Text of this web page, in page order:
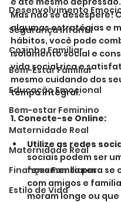
Desenvolvimento
Segurança Infantil
Cozinha Familiar
Bem-Estar Familiar
Educação Emocional
Bem-estar Feminino
Maternidade Real
Maternidade Real
Finanças Familiares
Estilo de Vida
Mas não se desespere!
algumas estratégias e
hábitos, você pode
isolamento social e
vida social rica e
mesmo cuidando dos
tempo integral.
1. Conecte-se Online:
Utilize as redes
sociais podem ser
ferramenta para se
com amigos e
moram longe ou